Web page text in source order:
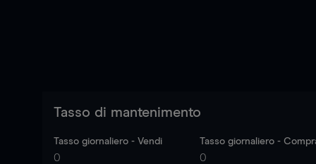
Tasso di mantenimento
Tasso giornaliero - Vendi
0
Tasso giornaliero -
0